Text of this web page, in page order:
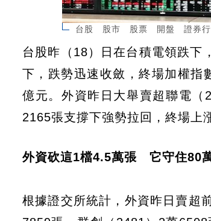
台股 股市 股票 開盤 證券行
台股昨（18）日在台積電領跌下
下，跌勢迅速收斂，終場加權
億元。外資昨日大舉賣超聯電
2165張支撐下強勢拉回，終場上
外資砍這1檔4.5萬張 它守住80
根據證交所統計，外資昨日賣超